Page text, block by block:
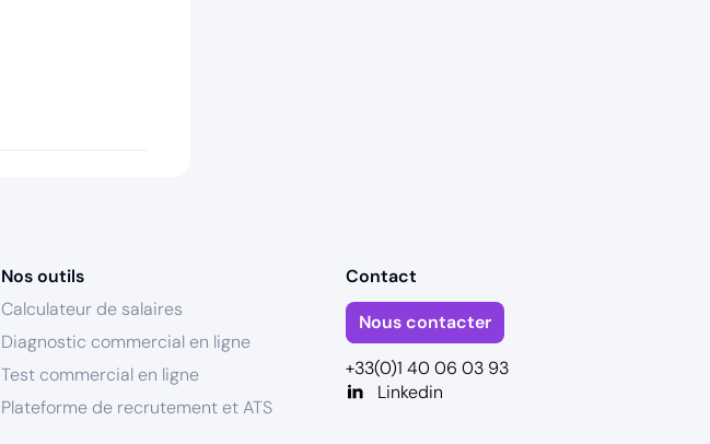
Nos outils
Calculateur de salaires
Diagnostic commercial en ligne
Test commercial en ligne
Plateforme de recrutement et ATS
Contact
Nous contacter
+33(0)1 40 06 03 93
Linkedin